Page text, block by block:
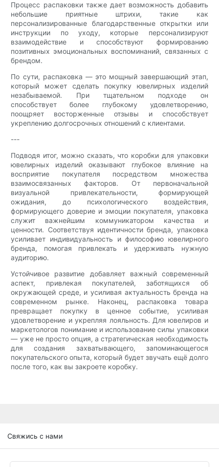
Процесс распаковки также дает возможность добавить
небольшие приятные штрихи, такие как
персонализированные благодарственные открытки или
инструкции по уходу, которые персонализируют
взаимодействие и способствуют формированию
позитивных эмоциональных воспоминаний, связанных с
брендом.
По сути, распаковка — это мощный завершающий этап,
который может сделать покупку ювелирных изделий
незабываемой. При тщательном подходе он
способствует более глубокому удовлетворению,
поощряет восторженные отзывы и способствует
укреплению долгосрочных отношений с клиентами.
---
Подводя итог, можно сказать, что коробки для упаковки
ювелирных изделий оказывают глубокое влияние на
восприятие покупателя посредством множества
взаимосвязанных факторов. От первоначальной
визуальной привлекательности, формирующей
ожидания, до психологического воздействия,
формирующего доверие и эмоции покупателя, упаковка
служит важнейшим коммуникатором качества и
ценности. Соответствуя идентичности бренда, упаковка
усиливает индивидуальность и философию ювелирного
бренда, помогая привлекать и удерживать нужную
аудиторию.
Устойчивое развитие добавляет важный современный
аспект, привлекая покупателей, заботящихся об
окружающей среде, и усиливая актуальность бренда на
современном рынке. Наконец, распаковка товара
превращает покупку в ценное событие, усиливая
удовлетворение и укрепляя лояльность. Для ювелиров и
маркетологов понимание и использование силы упаковки
— уже не просто опция, а стратегическая необходимость
для создания захватывающего, запоминающегося
покупательского опыта, который будет звучать ещё долго
после того, как вы закроете коробку.
Свяжись с нами